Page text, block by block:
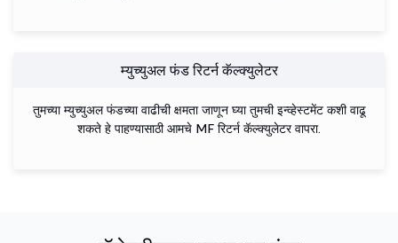
म्युच्युअल फंड रिटर्न कॅल्क्युलेटर
तुमच्या म्युच्युअल फंडच्या वाढीची क्षमता जाणून घ्या तुमची इन्व्हेस्टमेंट कशी वाढू
शकते हे पाहण्यासाठी आमचे MF रिटर्न कॅल्क्युलेटर वापरा.